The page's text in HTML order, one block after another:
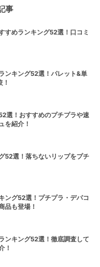
事
すめランキング52選！口コミ
ンキング52選！パレット&単
選！おすすめのプチプラや速
を紹介！
52選！落ちないリップをプチ
ング52選！プチプラ・デパコ
品も登場！
ンキング52選！徹底調査して
！